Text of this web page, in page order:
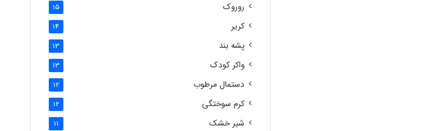
روروک 15
کریر 14
پشه بند 13
واکر کودک 13
دستمال مرطوب 12
کرم سوختگی 12
شیر خشک 11